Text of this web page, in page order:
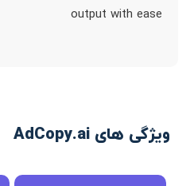
output with ease
ویژگی های AdCopy.ai